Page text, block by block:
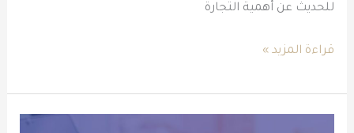
للحديث عن أهمية التجارة
قراءة المزيد »